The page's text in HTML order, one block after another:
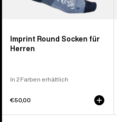
Imprint Round Socken für
Herren
In 2 Farben erhältlich
€50,00